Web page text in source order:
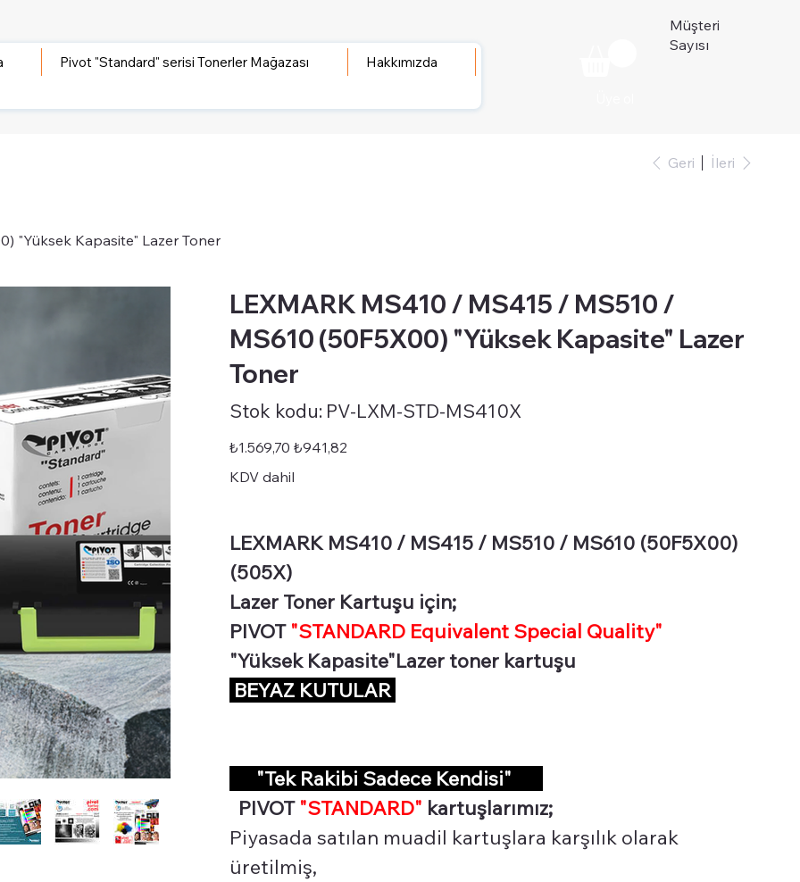
Pivot "Standard" serisi Tonerler Mağazası Hakkımızda
Müşteri
Sayısı
"Yüksek Kapasite" Lazer Toner
Geri İleri
LEXMARK MS410 / MS415 / MS510 /
MS610 (50F5X00) "Yüksek Kapasite" Lazer
Toner
Stok kodu:
kodu:
STD-
MS410X
PV-LXM-STD-MS410X
Orijinal
fiyat
₺1.569,70 İndirimli
fiyat
₺941,82
KDV dahil
LEXMARK MS410 / MS415 / MS510 / MS610 (50F5X00)
(505X)
Lazer Toner Kartuşu için;
PIVOT "STANDARD Equivalent Special Quality"
"Yüksek Kapasite"Lazer toner kartuşu
BEYAZ KUTULAR
"Tek Rakibi Sadece Kendisi"
PIVOT "STANDARD" kartuşlarımız;
Piyasada satılan muadil kartuşlara karşılık olarak
üretilmiş,